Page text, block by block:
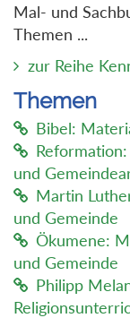
Mal- und
Themen ...
zur Reihe
Themen
Bibel:
und
Martin
und Gemeinde
Ökumene:
und Gemeinde
Philipp